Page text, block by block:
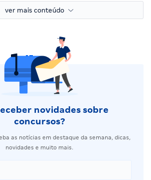
ver mais conteúdo
novidades sobre
concursos?
as notícias em destaque da semana, dicas,
novidades e muito mais.